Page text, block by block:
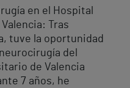
en el Hospital
Tras
tuve la oportunidad
del
de Valencia
7 años, he